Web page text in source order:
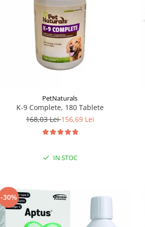
PetNaturals
K-9 Complete, 180 Tablete
168,03 Lei156,69 Lei
IN STOC
-30%